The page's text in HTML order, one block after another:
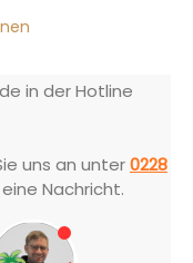
in der Hotline
uns an unter0228
Nachricht.